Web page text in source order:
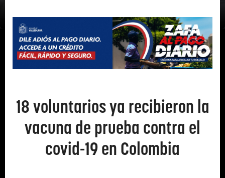
18 voluntarios ya recibieron la
vacuna de prueba contra el
covid-19 en Colombia